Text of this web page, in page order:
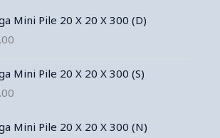
Mini Pile 20 X 20 X 300 (D)
Mini Pile 20 X 20 X 300 (S)
Mini Pile 20 X 20 X 300 (N)